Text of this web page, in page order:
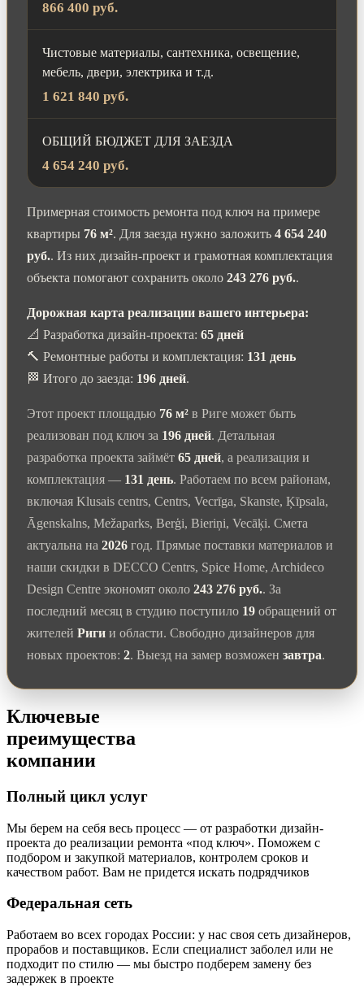
866 400 руб.
Чистовые материалы, сантехника, освещение,
мебель, двери, электрика и т.д.
1 621 840 руб.
ОБЩИЙ БЮДЖЕТ ДЛЯ ЗАЕЗДА
4 654 240 руб.
Примерная стоимость ремонта под ключ на примере
квартиры 76 м². Для заезда нужно заложить 4 654 240
руб.. Из них дизайн-проект и грамотная комплектация
объекта помогают сохранить около 243 276 руб..
Дорожная карта реализации вашего интерьера:
📐 Разработка дизайн-проекта: 65 дней
🔨 Ремонтные работы и комплектация: 131 день
🏁 Итого до заезда: 196 дней.
Этот проект площадью 76 м² в Риге может быть
реализован под ключ за 196 дней. Детальная
разработка проекта займёт 65 дней, а реализация и
комплектация — 131 день. Работаем по всем районам,
включая Klusais centrs, Centrs, Vecrīga, Skanste, Ķīpsala,
Āgenskalns, Mežaparks, Berģi, Bieriņi, Vecāķi. Смета
актуальна на 2026 год. Прямые поставки материалов и
наши скидки в DECCO Centrs, Spice Home, Archideco
Design Centre экономят около 243 276 руб.. За
последний месяц в студию поступило 19 обращений от
жителей Риги и области. Свободно дизайнеров для
новых проектов: 2. Выезд на замер возможен завтра.
Ключевые
преимущества
компании
Полный цикл услуг
Мы берем на себя весь процесс — от разработки дизайн-
проекта до реализации ремонта «под ключ». Поможем с
подбором и закупкой материалов, контролем сроков и
качеством работ. Вам не придется искать подрядчиков
Федеральная сеть
Работаем во всех городах России: у нас своя сеть дизайнеров,
прорабов и поставщиков. Если специалист заболел или не
подходит по стилю — мы быстро подберем замену без
задержек в проекте